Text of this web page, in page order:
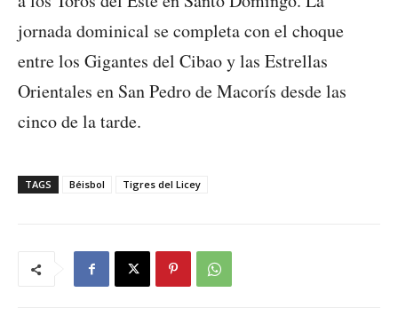
jornada dominical se completa con el choque
entre los Gigantes del Cibao y las Estrellas
Orientales en San Pedro de Macorís desde las
cinco de la tarde.
TAGS Béisbol Tigres del Licey